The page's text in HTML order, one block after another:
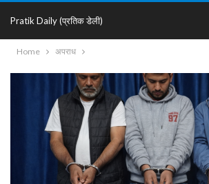
Pratik Daily (प्रतिक डेली)
Home अपराध